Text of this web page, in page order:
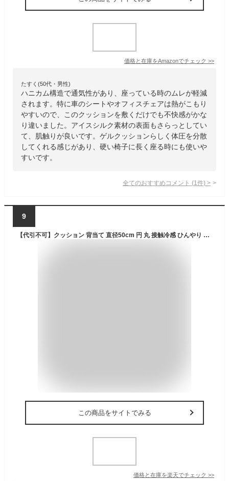
価格と在庫をAmazonでチェック >>
たすく(50代・男性)
ハニカム構造で通気性があり、座っている時のムレが軽減
されます。特に車のシートやオフィスチェアは熱がこもり
やすいので、このクッションを敷くだけでも不快感がかな
り違いました。アイスシルク素材の表面もさらっとしてい
て、肌触りが良いです。ゲルクッションらしく体圧を分散
してくれる感じがあり、硬い椅子に長く座る時にも使いや
すいです。
全てのおすすめコメント (1 件) >
9
【代引不可】クッション 背当て 直径50cm 円 丸 接触冷感 ひんやり 洗える 枕 座布団 インテリア リビング 車用 カークッション シンプル 夏用 ネイビー IKEHIKO 1223660190713
この商品をサイトでみる
価格と在庫を楽天でチェック >>